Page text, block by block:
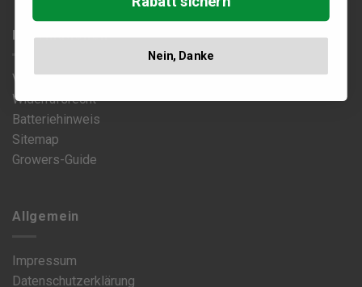
Informationen
Versand und Zahlung
Widerrufsrecht
Batteriehinweis
Sitemap
Growers-Guide
Allgemein
Impressum
Datenschutzerklärung
Nein, Danke